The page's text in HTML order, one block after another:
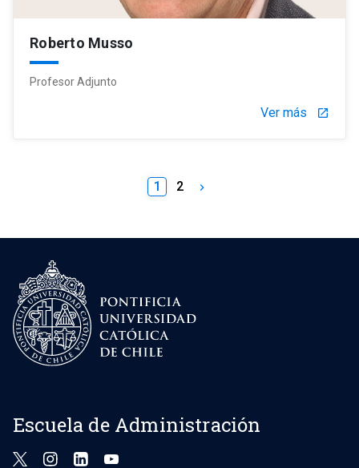
Roberto Musso
Profesor Adjunto
Ver más launch
1 2 keyboard_arrow_right
Escuela de Administración